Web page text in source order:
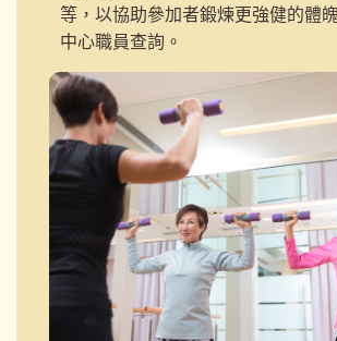
等，以協助參加者鍛煉更強健的體
中心職員查詢。